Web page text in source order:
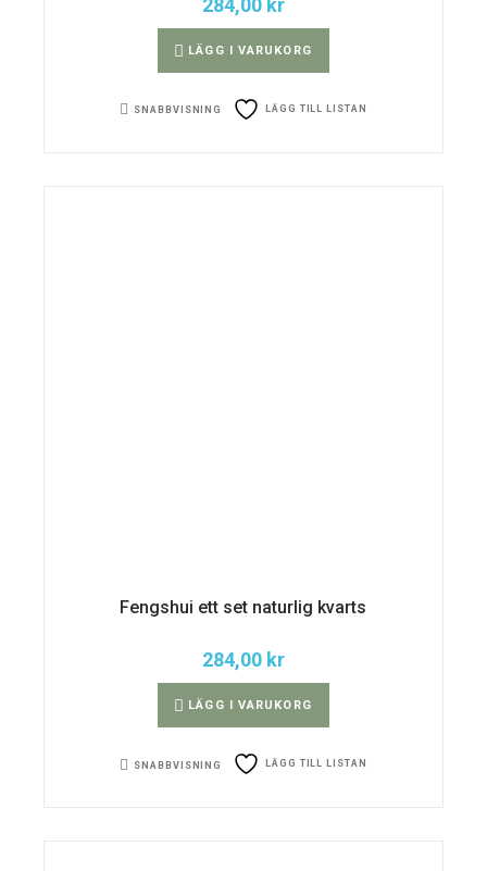
284,00 kr
LÄGG I VARUKORG
SNABBVISNING LÄGG TILL LISTAN
Fengshui ett set naturlig kvarts
284,00 kr
LÄGG I VARUKORG
SNABBVISNING LÄGG TILL LISTAN